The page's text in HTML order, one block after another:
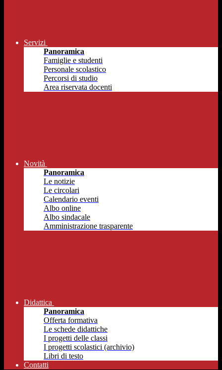
Servizi
Panoramica
Famiglie e studenti
Personale scolastico
Percorsi di studio
Area riservata docenti
Novità
Panoramica
Le notizie
Le circolari
Calendario eventi
Albo online
Albo sindacale
Amministrazione trasparente
Didattica
Panoramica
Offerta formativa
Le schede didattiche
I progetti delle classi
I progetti scolastici (archivio)
Libri di testo
Contatti